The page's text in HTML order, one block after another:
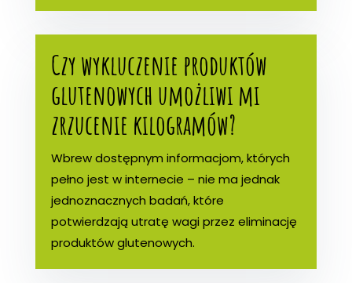
Czy wykluczenie produktów
glutenowych umożliwi mi
zrzucenie kilogramów?
Wbrew dostępnym informacjom, których
pełno jest w internecie – nie ma jednak
jednoznacznych badań, które
potwierdzają utratę wagi przez eliminację
produktów glutenowych.